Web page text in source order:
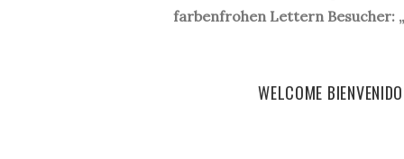
farbenfrohen Lettern Besucher:
WELCOME